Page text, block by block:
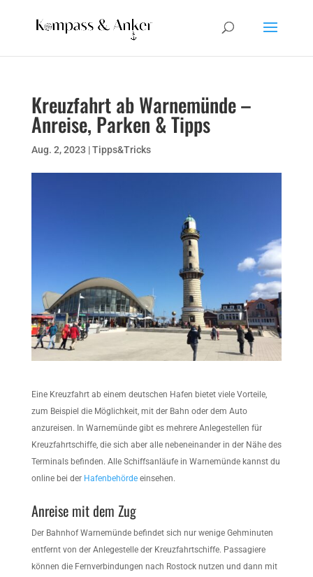
Kreuzfahrt ab Warnemünde –
Anreise, Parken & Tipps
Aug. 2, 2023 |Tipps&Tricks
Eine Kreuzfahrt ab einem deutschen Hafen bietet viele Vorteile,
zum Beispiel die Möglichkeit, mit der Bahn oder dem Auto
anzureisen. In Warnemünde gibt es mehrere Anlegestellen für
Kreuzfahrtschiffe, die sich aber alle nebeneinander in der Nähe des
Terminals befinden. Alle Schiffsanläufe in Warnemünde kannst du
online bei der Hafenbehördeeinsehen.
Anreise mit dem Zug
Der Bahnhof Warnemünde befindet sich nur wenige Gehminuten
entfernt von der Anlegestelle der Kreuzfahrtschiffe. Passagiere
können die Fernverbindungen nach Rostock nutzen und dann mit